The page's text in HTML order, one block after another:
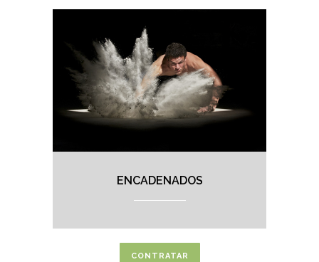
ENCADENADOS
CONTRATAR